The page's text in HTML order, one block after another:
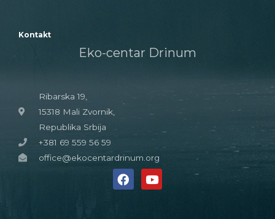
Kontakt
Eko-centar Drinum
Ribarska 19,
15318 Mali Zvornik,
Republika Srbija
+381 69 559 56 59
office@ekocentardrinum.org